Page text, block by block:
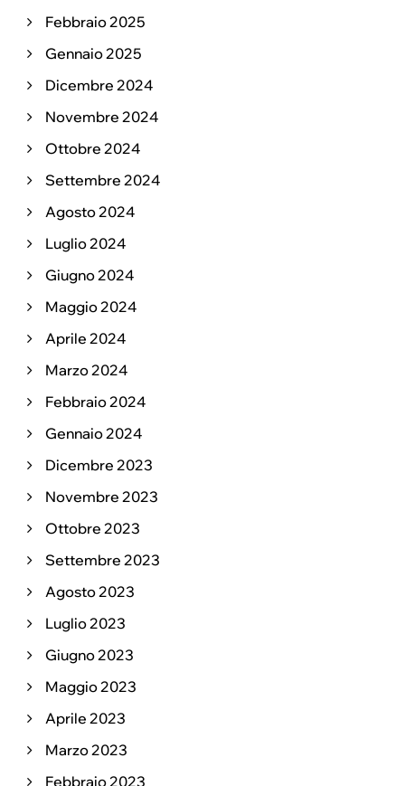
Febbraio 2025
Gennaio 2025
Dicembre 2024
Novembre 2024
Ottobre 2024
Settembre 2024
Agosto 2024
Luglio 2024
Giugno 2024
Maggio 2024
Aprile 2024
Marzo 2024
Febbraio 2024
Gennaio 2024
Dicembre 2023
Novembre 2023
Ottobre 2023
Settembre 2023
Agosto 2023
Luglio 2023
Giugno 2023
Maggio 2023
Aprile 2023
Marzo 2023
Febbraio 2023